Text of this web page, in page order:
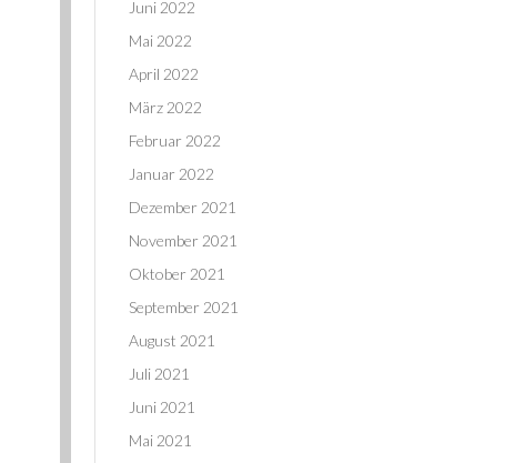
Juni 2022
Mai 2022
April 2022
März 2022
Februar 2022
Januar 2022
Dezember 2021
November 2021
Oktober 2021
September 2021
August 2021
Juli 2021
Juni 2021
Mai 2021